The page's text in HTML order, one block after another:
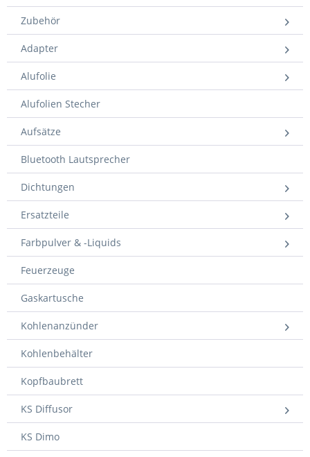
Zubehör
Adapter
Alufolie
Alufolien Stecher
Aufsätze
Bluetooth Lautsprecher
Dichtungen
Ersatzteile
Farbpulver & -Liquids
Feuerzeuge
Gaskartusche
Kohlenanzünder
Kohlenbehälter
Kopfbaubrett
KS Diffusor
KS Dimo